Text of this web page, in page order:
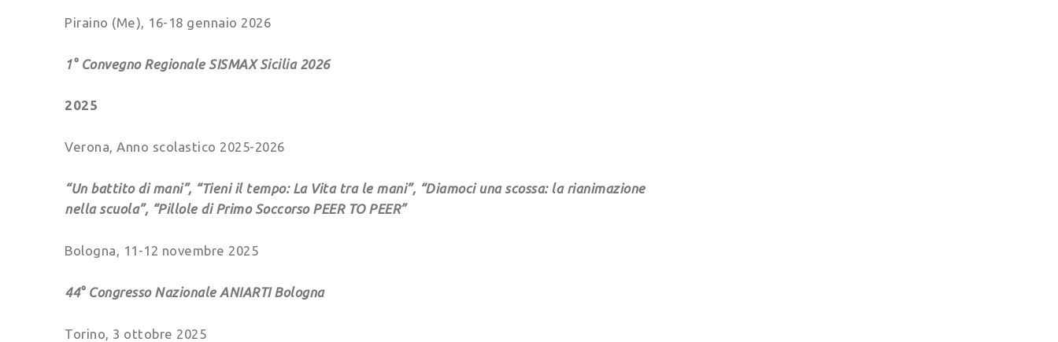
Piraino (Me), 16-18 gennaio 2026
1° Convegno Regionale SISMAX Sicilia 2026
2025
Verona, Anno scolastico 2025-2026
“Un battito di mani”, “Tieni il tempo: La Vita tra le mani”, “Diamoci una scossa: la rianimazione
nella scuola”, “Pillole di Primo Soccorso PEER TO PEER”
Bologna, 11-12 novembre 2025
44° Congresso Nazionale ANIARTI Bologna
Torino, 3 ottobre 2025